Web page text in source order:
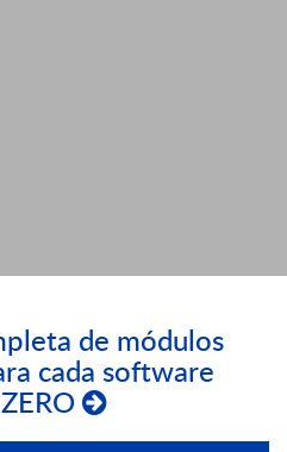
de módulos
cada software